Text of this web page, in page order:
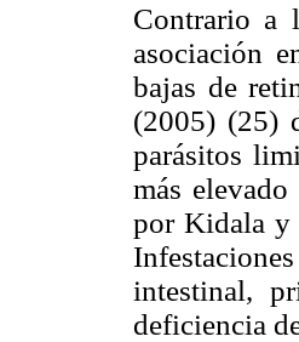
Contrario a
asociación
bajas de
(2005) (25)
parásitos
más
por Kidala y
intestinal,
deficiencia